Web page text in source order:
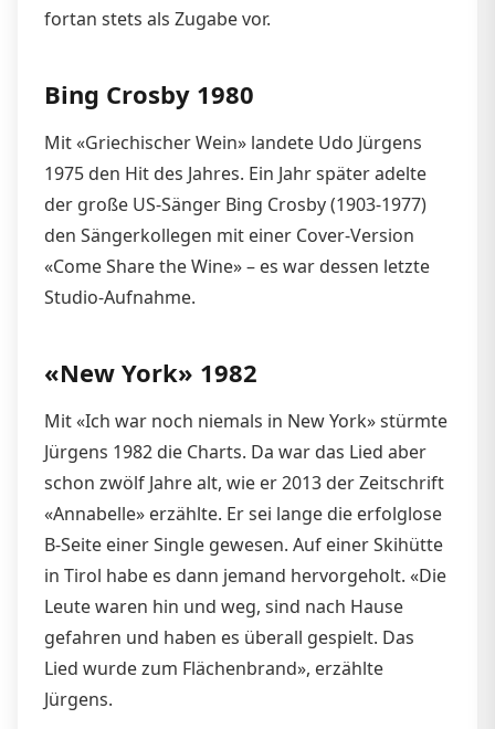
fortan stets als Zugabe vor.
Bing Crosby 1980
Mit «Griechischer Wein» landete Udo Jürgens
1975 den Hit des Jahres. Ein Jahr später adelte
der große US-Sänger Bing Crosby (1903-1977)
den Sängerkollegen mit einer Cover-Version
«Come Share the Wine» – es war dessen letzte
Studio-Aufnahme.
«New York» 1982
Mit «Ich war noch niemals in New York» stürmte
Jürgens 1982 die Charts. Da war das Lied aber
schon zwölf Jahre alt, wie er 2013 der Zeitschrift
«Annabelle» erzählte. Er sei lange die erfolglose
B-Seite einer Single gewesen. Auf einer Skihütte
in Tirol habe es dann jemand hervorgeholt. «Die
Leute waren hin und weg, sind nach Hause
gefahren und haben es überall gespielt. Das
Lied wurde zum Flächenbrand», erzählte
Jürgens.